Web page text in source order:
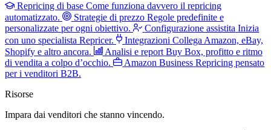
Repricing di base Come funziona davvero il repricing
automatizzato.
Strategie di prezzo Regole predefinite e
personalizzate per ogni obiettivo.
Configurazione assistita Inizia
con uno specialista Repricer.
Integrazioni Collega Amazon, eBay,
Shopify e altro ancora.
Analisi e report Buy Box, profitto e ritmo
di vendita a colpo d’occhio.
Amazon Business Repricing pensato
per i venditori B2B.
Risorse
Impara dai venditori che stanno vincendo.